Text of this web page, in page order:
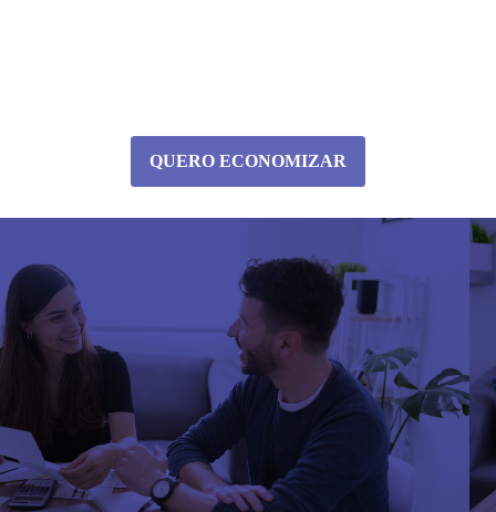
QUERO ECONOMIZAR
Aqui no Assine Maya,
você tem até 25% de desconto
na sua conta de luz!